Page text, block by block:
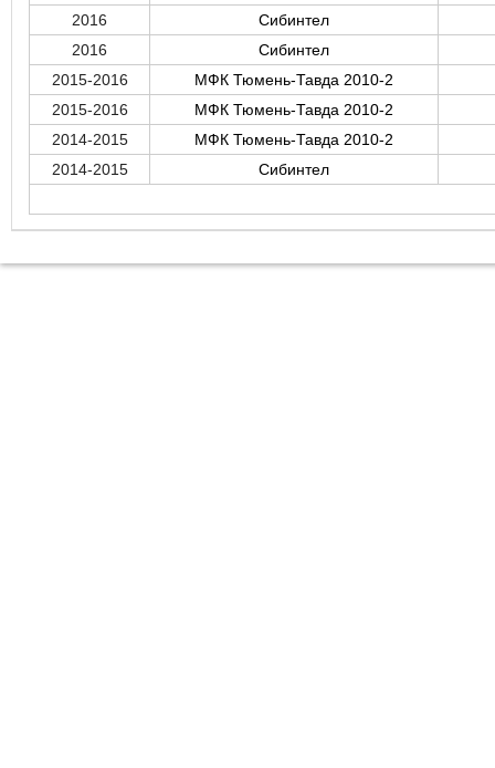
2016
Сибинтел
2016
Сибинтел
2015-2016
МФК Тюмень-Тавда 2010-2
2015-2016
МФК Тюмень-Тавда 2010-2
2014-2015
МФК Тюмень-Тавда 2010-2
2014-2015
Сибинтел